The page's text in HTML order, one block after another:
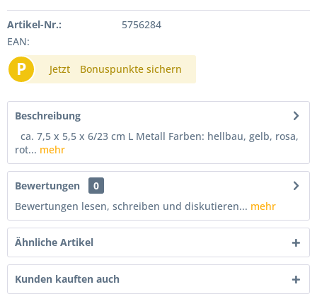
Artikel-Nr.:
5756284
EAN:
P Jetzt Bonuspunkte sichern
Beschreibung
ca. 7,5 x 5,5 x 6/23 cm L Metall Farben: hellbau, gelb, rosa,
rot... mehr
Bewertungen
0
Bewertungen lesen, schreiben und diskutieren... mehr
Ähnliche Artikel
Kunden kauften auch